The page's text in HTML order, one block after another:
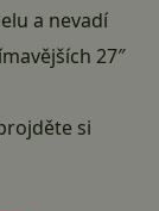
a nevadí
27″
si